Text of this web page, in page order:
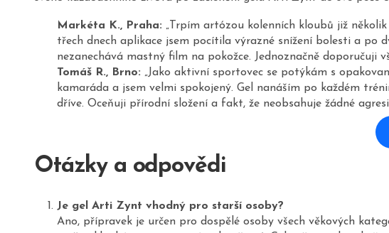
Markéta K., Praha: „Trpím artózou kolenních kloubů již
třech dnech aplikace jsem pocítila výrazné snížení bolesti a po
nezanechává mastný film na pokožce. Jednoznačně doporučuji
Tomáš R., Brno: „Jako aktivní sportovec se potýkám s
kamaráda a jsem velmi spokojený. Gel nanáším po každém
dříve. Oceňuji přírodní složení a fakt, že neobsahuje žádné
Otázky a odpovědi
Je gel Arti Zynt vhodný pro starší osoby?
Ano, přípravek je určen pro dospělé osoby všech věkových